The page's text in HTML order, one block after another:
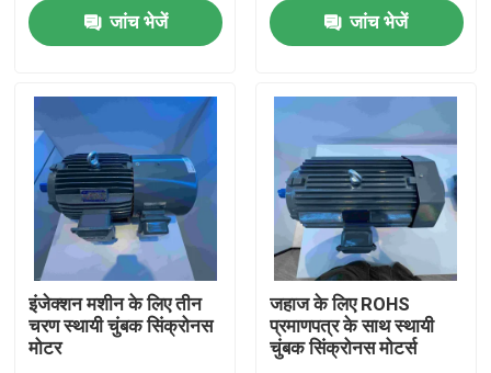
उत्पादों
वीडियो
हमारे बारे में
जांच भेजें जांच भेजें
इंजेक्शन मशीन के लिए तीन
चरण स्थायी चुंबक सिंक्रोनस
मोटर
जहाज के लिए ROHS
प्रमाणपत्र के साथ स्थायी
चुंबक सिंक्रोनस मोटर्स